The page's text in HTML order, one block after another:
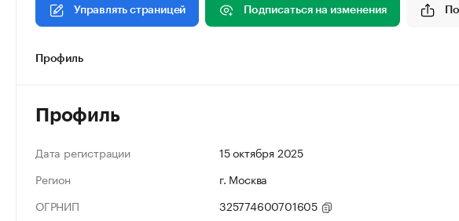
Управлять страницей Подписаться на изменения
Профиль
Профиль
Дата регистрации
15 октября 2025
Регион
г. Москва
ОГРНИП
325774600701605